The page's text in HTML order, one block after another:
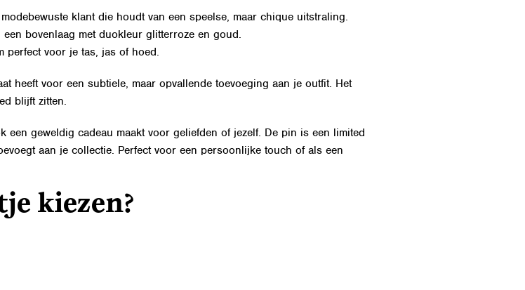
klant die houdt van een speelse, maar chique uitstraling.
bovenlaag met duokleur glitterroze en goud.
perfect voor je tas, jas of hoed.
heeft voor een subtiele, maar opvallende toevoeging aan je outfit. Het
blijft zitten.
een geweldig cadeau maakt voor geliefden of jezelf. De pin is een limited
aan je collectie. Perfect voor een persoonlijke touch of als een
kiezen?